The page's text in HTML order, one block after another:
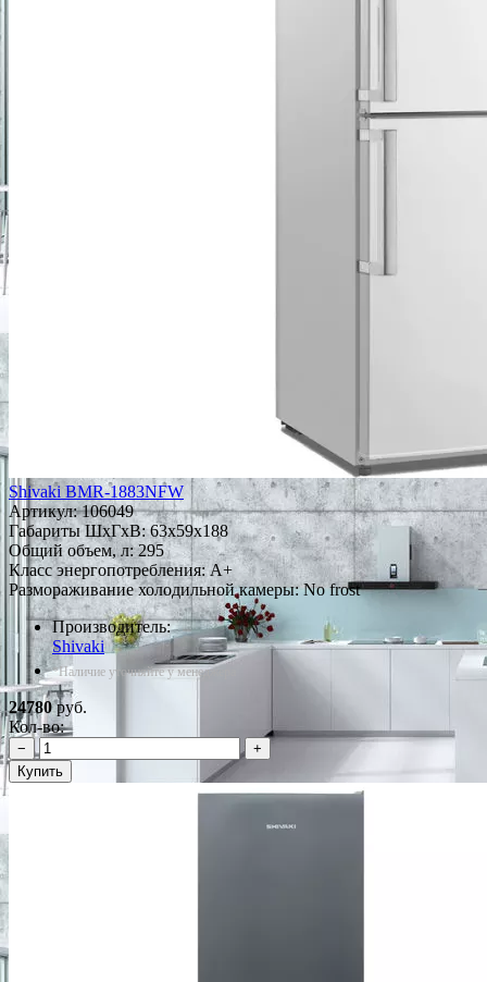
Shivaki BMR-1883NFW
Артикул:106049
Габариты ШxГxВ: 63x59x188
Общий объем, л: 295
Класс энергопотребления: A+
Размораживание холодильной камеры: No frost
Производитель:
Shivaki
*Наличие уточняйте у менеджера
24780руб.
Кол-во:
−
+
Купить